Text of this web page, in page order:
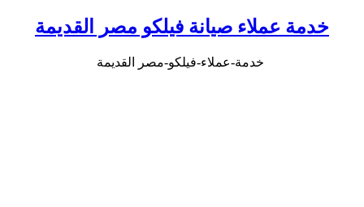
خدمة عملاء صيانة فيلكو مصر القديمة
خدمة-عملاء-فيلكو-مصر القديمة